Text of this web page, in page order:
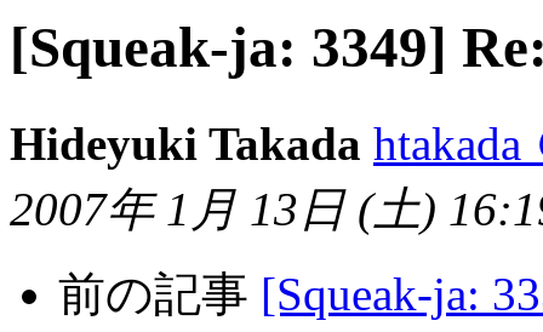
[Squeak-ja: 3349]
Hideyuki Takada htakada
2007年 1月 13日 (土)
前の記事 [Squeak-ja: